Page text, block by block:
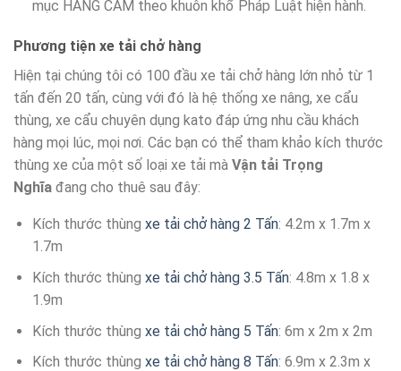
mục HÀNG CẤM theo khuôn khổ Pháp Luật hiện hành.
Phương tiện xe tải chở hàng
Hiện tại chúng tôi có 100 đầu xe tải chở hàng lớn nhỏ từ 1
tấn đến 20 tấn, cùng với đó là hệ thống xe nâng, xe cẩu
thùng, xe cẩu chuyên dụng kato đáp ứng nhu cầu khách
hàng mọi lúc, mọi nơi. Các bạn có thể tham khảo kích thước
thùng xe của một số loại xe tải mà Vận tải Trọng
Nghĩa đang cho thuê sau đây:
Kích thước thùng xe tải chở hàng 2 Tấn: 4.2m x 1.7m x
1.7m
Kích thước thùng xe tải chở hàng 3.5 Tấn: 4.8m x 1.8 x
1.9m
Kích thước thùng xe tải chở hàng 5 Tấn: 6m x 2m x 2m
Kích thước thùng xe tải chở hàng 8 Tấn: 6.9m x 2.3m x